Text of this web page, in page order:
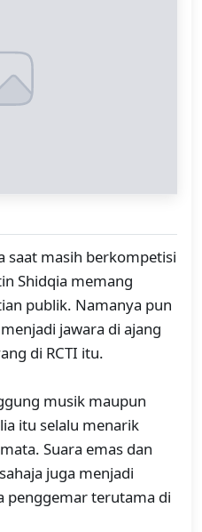
saat masih berkompetisi
Shidqia memang
publik. Namanya pun
jawara di ajang
di RCTI itu.
musik maupun
itu selalu menarik
Suara emas dan
juga menjadi
penggemar terutama di